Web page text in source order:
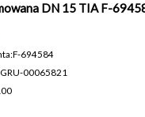
DN 15 TIA F-
F-694584
00065821